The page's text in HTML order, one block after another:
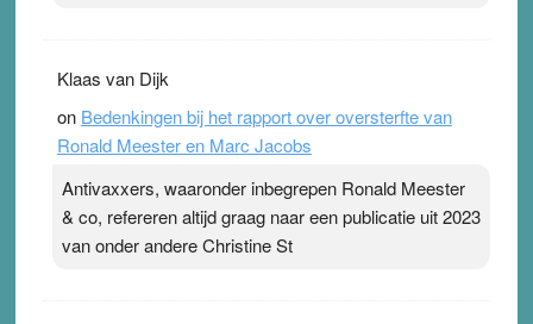
Klaas van Dijk
on Bedenkingen bij het rapport over oversterfte van
Ronald Meester en Marc Jacobs
Antivaxxers, waaronder inbegrepen Ronald Meester
& co, refereren altijd graag naar een publicatie uit 2023
van onder andere Christine St